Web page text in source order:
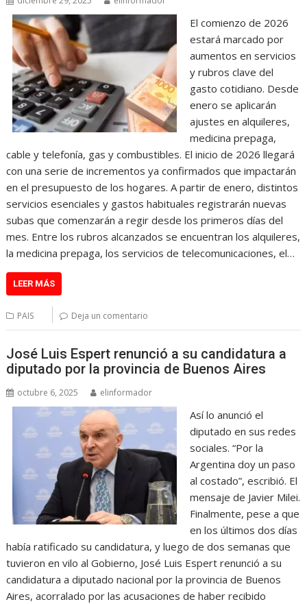
El comienzo de 2026
estará marcado por
aumentos en servicios
y rubros clave del
gasto cotidiano. Desde
enero se aplicarán
ajustes en alquileres,
medicina prepaga,
cable y telefonía, gas y combustibles. El inicio de 2026 llegará
con una serie de incrementos ya confirmados que impactarán
en el presupuesto de los hogares. A partir de enero, distintos
servicios esenciales y gastos habituales registrarán nuevas
subas que comenzarán a regir desde los primeros días del
mes. Entre los rubros alcanzados se encuentran los alquileres,
la medicina prepaga, los servicios de telecomunicaciones, el…
LEER MÁS
PAIS Deja un comentario
José Luis Espert renunció a su candidatura a
diputado por la provincia de Buenos Aires
octubre 6, 2025 elinformador
Así lo anunció el
diputado en sus redes
sociales. “Por la
Argentina doy un paso
al costado”, escribió. El
mensaje de Javier Milei.
Finalmente, pese a que
en los últimos dos días
había ratificado su candidatura, y luego de dos semanas que
tuvieron en vilo al Gobierno, José Luis Espert renunció a su
candidatura a diputado nacional por la provincia de Buenos
Aires, acorralado por las acusaciones de haber recibido